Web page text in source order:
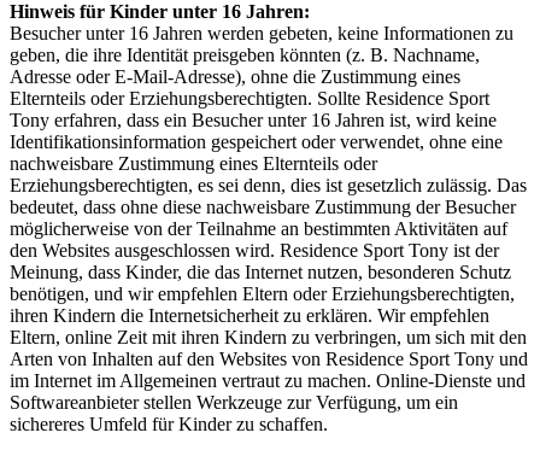
Hinweis für Kinder unter 16 Jahren:
Besucher unter 16 Jahren werden gebeten, keine Informationen zu
geben, die ihre Identität preisgeben könnten (z. B. Nachname,
Adresse oder E-Mail-Adresse), ohne die Zustimmung eines
Elternteils oder Erziehungsberechtigten. Sollte Residence Sport
Tony erfahren, dass ein Besucher unter 16 Jahren ist, wird keine
Identifikationsinformation gespeichert oder verwendet, ohne eine
nachweisbare Zustimmung eines Elternteils oder
Erziehungsberechtigten, es sei denn, dies ist gesetzlich zulässig. Das
bedeutet, dass ohne diese nachweisbare Zustimmung der Besucher
möglicherweise von der Teilnahme an bestimmten Aktivitäten auf
den Websites ausgeschlossen wird. Residence Sport Tony ist der
Meinung, dass Kinder, die das Internet nutzen, besonderen Schutz
benötigen, und wir empfehlen Eltern oder Erziehungsberechtigten,
ihren Kindern die Internetsicherheit zu erklären. Wir empfehlen
Eltern, online Zeit mit ihren Kindern zu verbringen, um sich mit den
Arten von Inhalten auf den Websites von Residence Sport Tony und
im Internet im Allgemeinen vertraut zu machen. Online-Dienste und
Softwareanbieter stellen Werkzeuge zur Verfügung, um ein
sichereres Umfeld für Kinder zu schaffen.